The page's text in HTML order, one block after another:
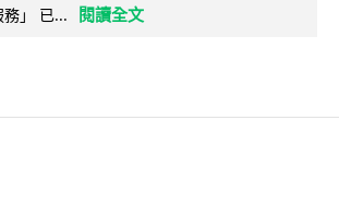
」 已...
閱讀全文